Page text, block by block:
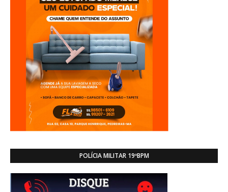
POLÍCIA MILITAR 19ºBPM